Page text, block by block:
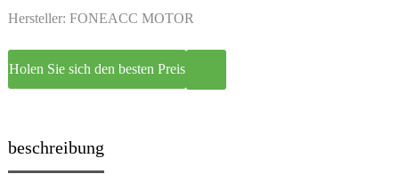
Hersteller: FONEACC MOTOR
Holen Sie sich den besten Preis
beschreibung